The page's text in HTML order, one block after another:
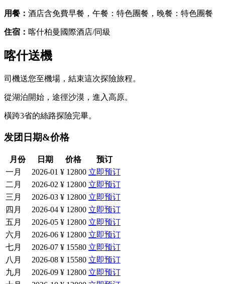
用餐： 酒店含免費早餐，午餐：特色團餐，晚餐：特色團餐
住宿： 喀什柏曼國際酒店/同級
喀什送機
司機送您至機場，結束這次探險旅程。
從湖泊開始，途徑沙漠，進入高原。
橫跨3省的絲路探險完畢。
发团日期&价格
月份 日期 价格
预订
一月
2026-01 ¥ 12800 立即预订
二月
2026-02 ¥ 12800 立即预订
三月
2026-03 ¥ 12800 立即预订
四月
2026-04 ¥ 12800 立即预订
五月
2026-05 ¥ 12800 立即预订
六月
2026-06 ¥ 12800 立即预订
七月
2026-07 ¥ 15580 立即预订
八月
2026-08 ¥ 15580 立即预订
九月
2026-09 ¥ 12800 立即预订